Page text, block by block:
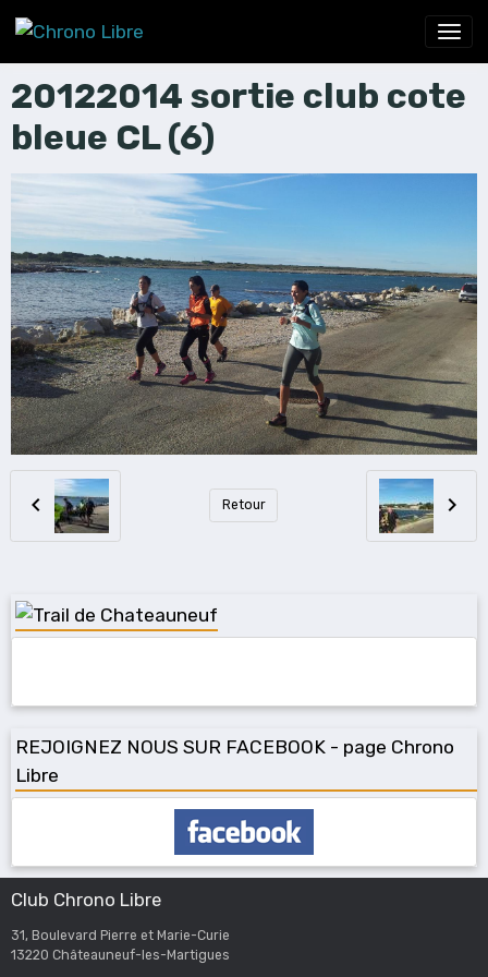
20122014 sortie club cote
bleue CL (6)
Retour
REJOIGNEZ NOUS SUR FACEBOOK - page Chrono
Libre
Club Chrono Libre
31, Boulevard Pierre et Marie-Curie
13220 Châteauneuf-les-Martigues